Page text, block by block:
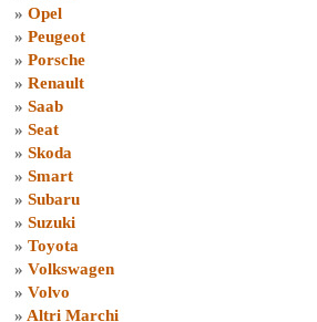
» Opel
» Peugeot
» Porsche
» Renault
» Saab
» Seat
» Skoda
» Smart
» Subaru
» Suzuki
» Toyota
» Volkswagen
» Volvo
» Altri Marchi